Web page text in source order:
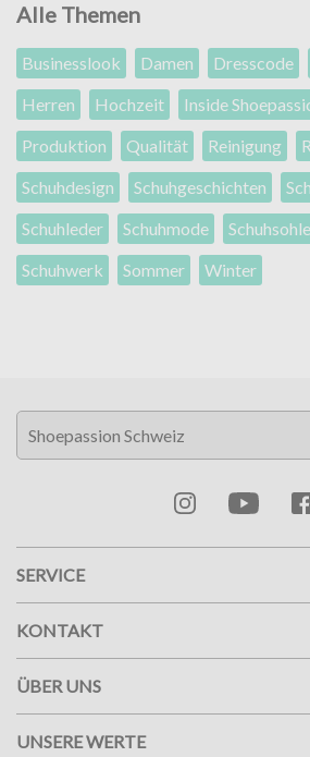
Alle Themen
Businesslook Damen Dresscode
Herren
Hochzeit Inside
Produktion
Qualität Reinigung
Schuhdesign
Schuhgeschichten
Schuhleder
Schuhmode Schuhsohle
Schuhwerk
Sommer Winter
SERVICE
KONTAKT
ÜBER UNS
UNSERE WERTE